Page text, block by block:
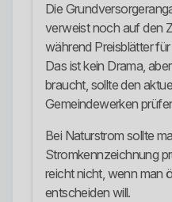
Die
verweist noch auf den
während Preisblätter
Das ist kein Drama,
braucht, sollte den
Gemeindewerken
Bei Naturstrom sollte
Stromkennzeichnung
reicht nicht, wenn man
entscheiden will.